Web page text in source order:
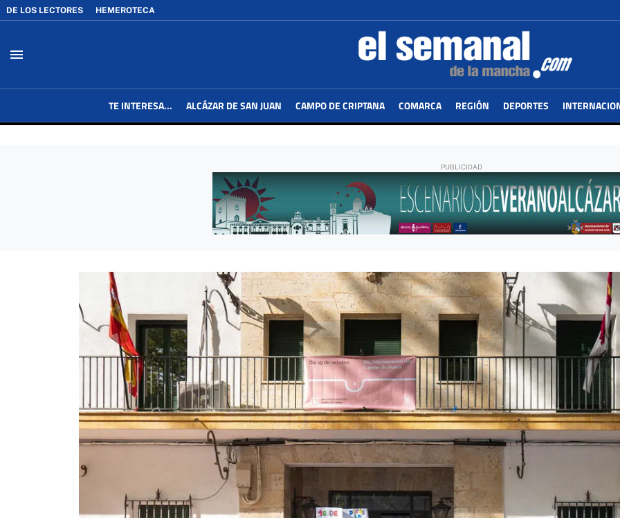
DE LOS LECTORES HEMEROTECA
menu
TE INTERESA... ALCÁZAR DE SAN JUAN CAMPO DE CRIPTANA COMARCA REGIÓN DEPORTES